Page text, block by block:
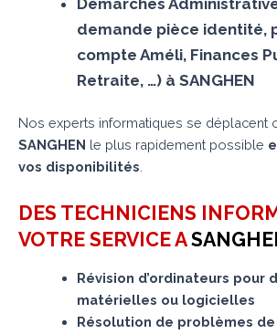
demande pièce identité,
compte Améli, Finances
Retraite, …) à SANGHEN
Nos experts informatiques se déplacent
SANGHEN le plus rapidement possible
vos disponibilités.
DES TECHNICIENS
VOTRE SERVICE A
Révision d’ordinateurs pour
matérielles ou logicielles
Résolution de problèmes